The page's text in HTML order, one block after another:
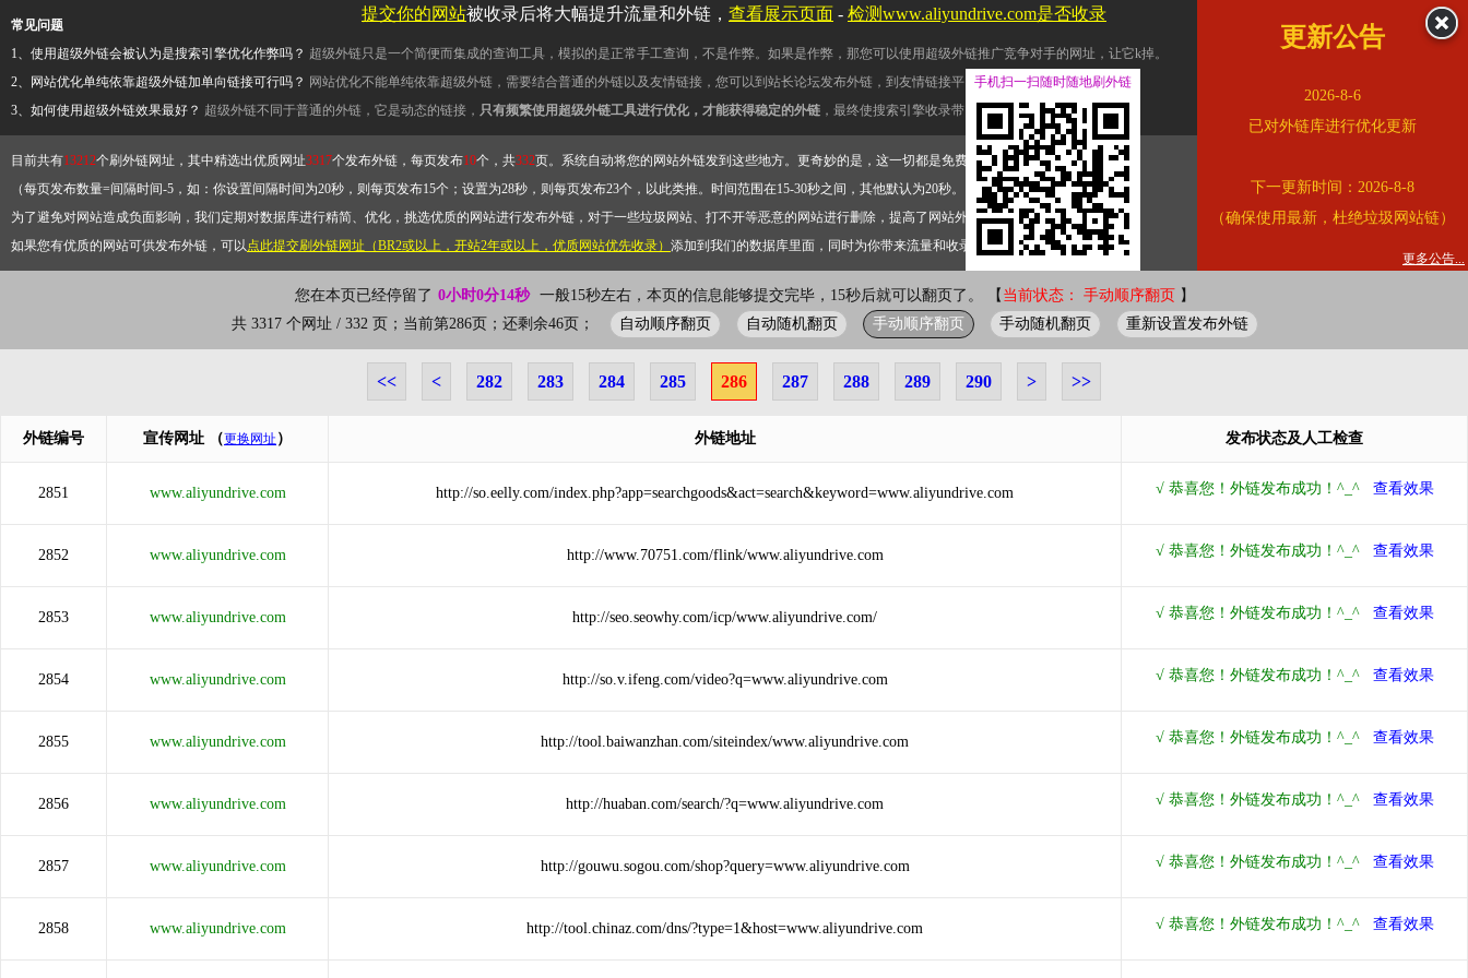
常见问题
1、使用超级外链会被认为是搜索引擎优化作弊吗？ 超级外链只是一个简便而集成的查询工具，模拟的是正常手工查询，不是作弊。如果是作弊，那您可以使用超级外链推广竞争对手的网址，让它k掉。
2、网站优化单纯依靠超级外链加单向链接可行吗？ 网站优化不能单纯依靠超级外链，需要结合普通的外链以及友情链接，您可以到站长论坛发布外链，到友情链接平台交换友情链接。
3、如何使用超级外链效果最好？ 超级外链不同于普通的外链，它是动态的链接， 只有频繁使用超级外链工具进行优化，才能获得稳定的外链 ，最终使搜索引擎收录带网址的查询页面。
目前共有13212个刷外链网址，其中精选出优质网址3317个发布外链，每页发布10个，共332页。系统自动将您的网站外链发到这些地方。更奇妙的是，这一切都是免费的。
（每页发布数量=间隔时间-5，如：你设置间隔时间为20秒，则每页发布15个；设置为28秒，则每页发布23个，以此类推。时间范围在15-30秒之间，其他默认为20秒。）
为了避免对网站造成负面影响，我们定期对数据库进行精简、优化，挑选优质的网站进行发布外链，对于一些垃圾网站、打不开等恶意的网站进行删除，提高了网站外链的质量。
如果您有优质的网站可供发布外链，可以点此提交刷外链网址（BR2或以上，开站2年或以上，优质网站优先收录） 添加到我们的数据库里面，同时为你带来流量和收录。 错误外链纠正
您在本页已经停留了 0小时0分14秒 一般15秒左右，本页的信息能够提交完毕，15秒后就可以翻页了。 【 当前状态： 手动顺序翻页 】
共 3317 个网址 / 332 页；当前第286页；还剩余46页；
自动顺序翻页 自动随机翻页 手动顺序翻页 手动随机翻页 重新设置发布外链
<< < 282 283 284 285 286 287 288 289 290 > >>
外链编号 宣传网址 （更换网址 ） 外链地址 发布状态及人工检查
2851 www.aliyundrive.com http://so.eelly.com/index.php?app=searchgoods&act=search&keyword=www.aliyundrive.com
2852 www.aliyundrive.com http://www.70751.com/flink/www.aliyundrive.com
2853 www.aliyundrive.com http://seo.seowhy.com/icp/www.aliyundrive.com/
2854 www.aliyundrive.com http://so.v.ifeng.com/video?q=www.aliyundrive.com
2855 www.aliyundrive.com http://tool.baiwanzhan.com/siteindex/www.aliyundrive.com
2856 www.aliyundrive.com http://huaban.com/search/?q=www.aliyundrive.com
2857 www.aliyundrive.com http://gouwu.sogou.com/shop?query=www.aliyundrive.com
2858 www.aliyundrive.com http://tool.chinaz.com/dns/?type=1&host=www.aliyundrive.com
提交你的网站被收录后将大幅提升流量和外链， 查看展示页面 - 检测www.aliyundrive.com是否收录
更新公告
2026-8-6
已对外链库进行优化更新
下一更新时间：2026-8-8
（确保使用最新，杜绝垃圾网站链）
更多公告...
手机扫一扫随时随地刷外链